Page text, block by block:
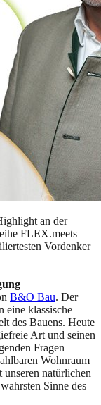
an der
FLEX.meets
Vordenker
B&O Bau. Der
eine klassische
des Bauens. Heute
Art und seinen
Fragen
Wohnraum
natürlichen
Sinne des